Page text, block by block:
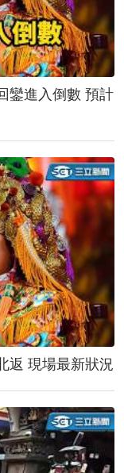
鑾進入倒數 預計
返 現場最新狀況